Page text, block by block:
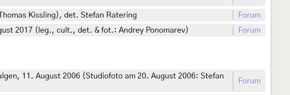
Kissling), det. Stefan Ratering
Forum
2017 (leg., cult., det. & fot.: Andrey Ponomarev) Forum
11. August 2006 (Studiofoto am 20. August 2006: Stefan
Forum